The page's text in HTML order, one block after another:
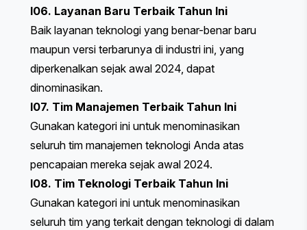
I06. Layanan Baru Terbaik Tahun Ini
Baik layanan teknologi yang benar-benar baru
maupun versi terbarunya di industri ini, yang
diperkenalkan sejak awal 2024, dapat
dinominasikan.
I07. Tim Manajemen Terbaik Tahun Ini
Gunakan kategori ini untuk menominasikan
seluruh tim manajemen teknologi Anda atas
pencapaian mereka sejak awal 2024.
I08. Tim Teknologi Terbaik Tahun Ini
Gunakan kategori ini untuk menominasikan
seluruh tim yang terkait dengan teknologi di dalam